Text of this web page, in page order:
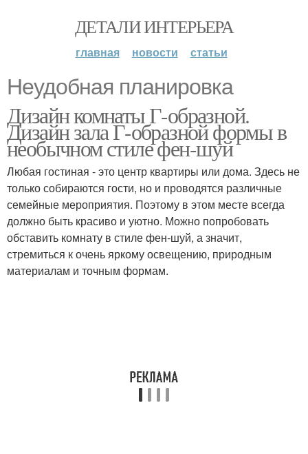
ДЕТАЛИ ИНТЕРЬЕРА
главная новости статьи
Неудобная планировка
Дизайн комнаты Г-образной.
Дизайн зала Г-образной формы в
необычном стиле фен-шуй
Любая гостиная - это центр квартиры или дома. Здесь не
только собираются гости, но и проводятся различные
семейные мероприятия. Поэтому в этом месте всегда
должно быть красиво и уютно. Можно попробовать
обставить комнату в стиле фен-шуй, а значит,
стремиться к очень яркому освещению, природным
материалам и точным формам.